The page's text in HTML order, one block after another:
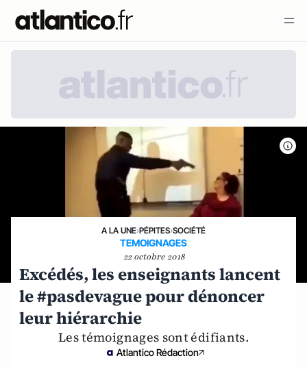
A LA UNE›PÉPITES›SOCIÉTÉ
TEMOIGNAGES
22 octobre 2018
Excédés, les enseignants lancent
le #pasdevague pour dénoncer
leur hiérarchie
Les témoignages sont édifiants.
Atlantico Rédaction